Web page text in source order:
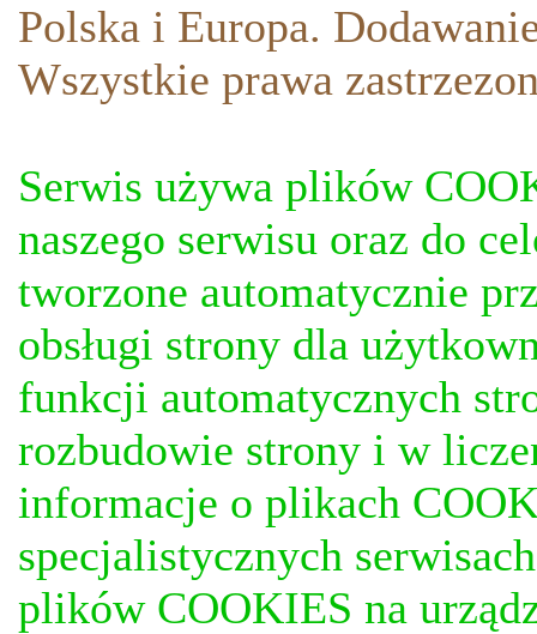
Polska i Europa.
Wszystkie prawa
Serwis używa plików
naszego serwisu oraz do
tworzone automatycznie
obsługi strony dla
funkcji automatycznych
rozbudowie strony i w
informacje o plikach
specjalistycznych
plików COOKIES na